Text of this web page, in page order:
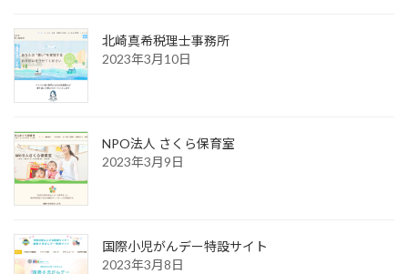
北崎真希税理士事務所
2023年3月10日
NPO法人 さくら保育室
2023年3月9日
国際小児がんデー特設サイト
2023年3月8日